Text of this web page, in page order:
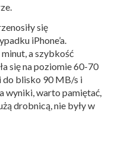
się
iPhone’a.
minut, a szybkość
się na poziomie 60-70
do blisko 90 MB/s i
wyniki, warto pamiętać,
drobnicą, nie były w